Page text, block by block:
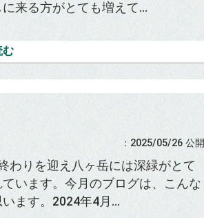
来る方がとても増えて...
む
：2025/05/26 公開
わりを迎え八ヶ岳には深緑がとて
います。今月のブログは、こんな
ます。2024年4月...